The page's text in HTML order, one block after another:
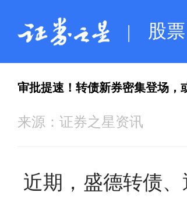
| 股票
审批提速！转债新券密集登场，
来源： 证券之星资讯
近期，盛德转债